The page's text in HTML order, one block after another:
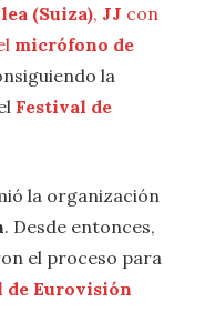
(Suiza), JJ con
micrófono de
la
Festival de
la organización
. Desde entonces,
el proceso para
de Eurovisión